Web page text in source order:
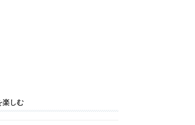
楽しむ